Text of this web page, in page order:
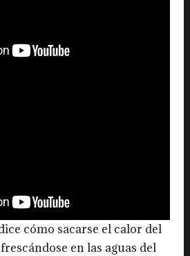
cómo sacarse el calor del
en las aguas del